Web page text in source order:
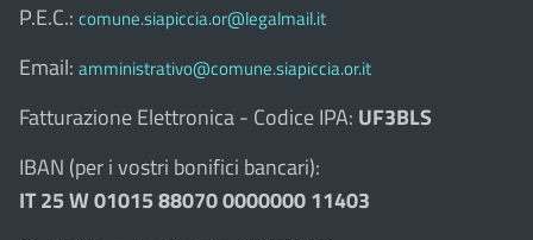
P.E.C.: comune.siapiccia.or@legalmail.it
Email: amministrativo@comune.siapiccia.or.it
Fatturazione Elettronica - Codice IPA: UF3BLS
IBAN (per i vostri bonifici bancari):
IT 25 W 01015 88070 0000000 11403